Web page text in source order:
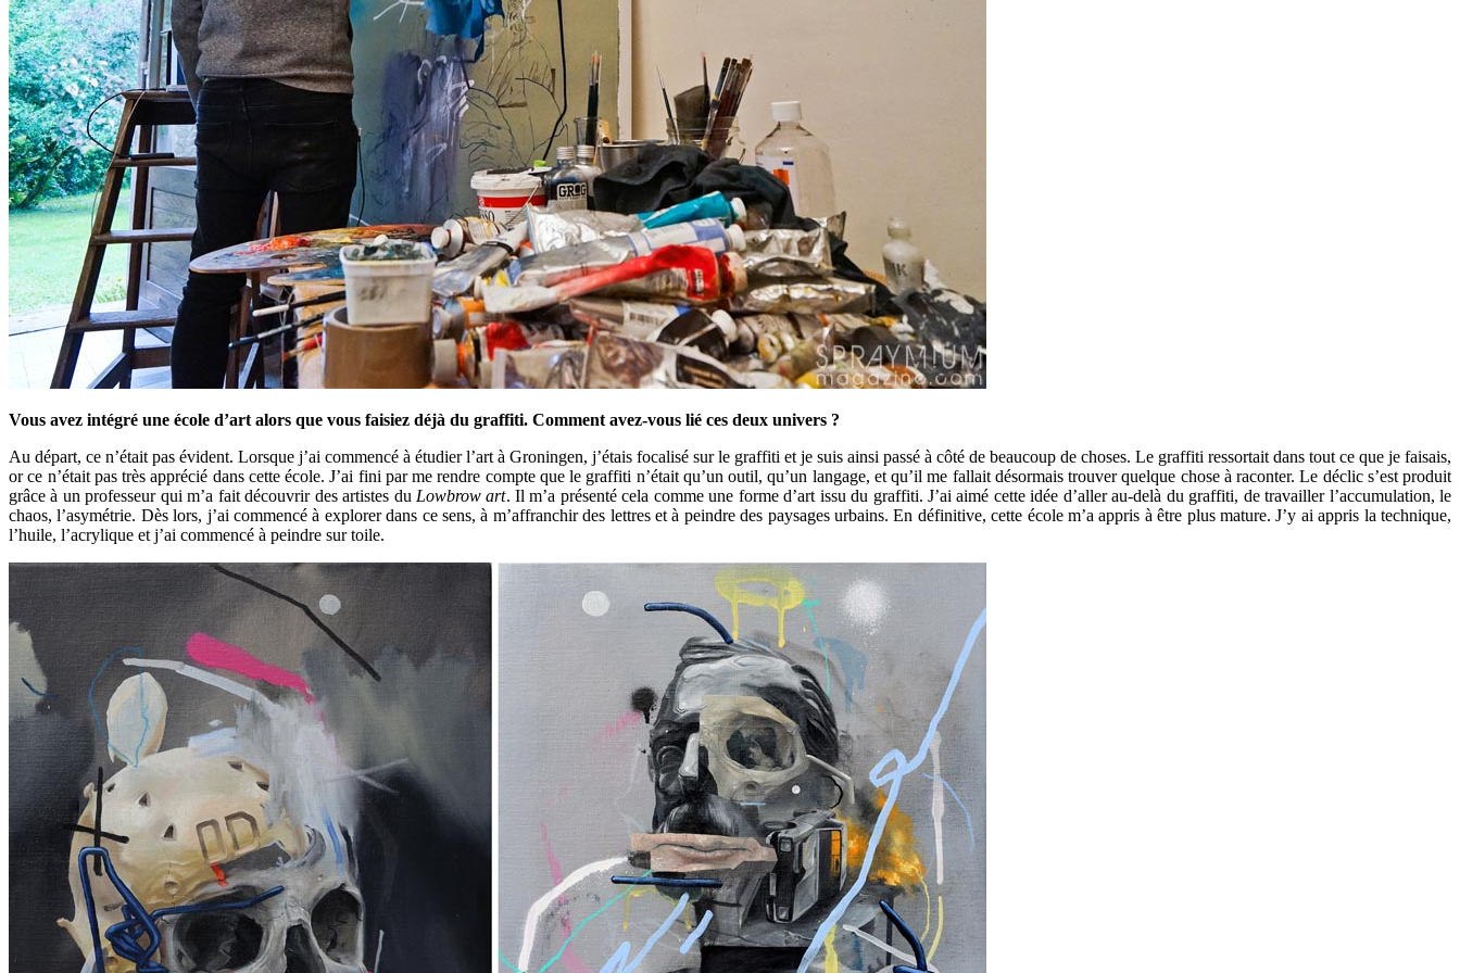
Vous avez intégré une école d’art alors que vous faisiez déjà du graffiti. Comment avez-vous lié ces deux univers ?
Au départ, ce n’était pas évident. Lorsque j’ai commencé à étudier l’art à Groningen, j’étais focalisé sur le graffiti et je suis ainsi passé à côté de beaucoup de choses. Le graffiti ressortait dans tout ce que je faisais,
or ce n’était pas très apprécié dans cette école. J’ai fini par me rendre compte que le graffiti n’était qu’un outil, qu’un langage, et qu’il me fallait désormais trouver quelque chose à raconter. Le déclic s’est produit
grâce à un professeur qui m’a fait découvrir des artistes du Lowbrow art. Il m’a présenté cela comme une forme d’art issu du graffiti. J’ai aimé cette idée d’aller au-delà du graffiti, de travailler l’accumulation, le
chaos, l’asymétrie. Dès lors, j’ai commencé à explorer dans ce sens, à m’affranchir des lettres et à peindre des paysages urbains. En définitive, cette école m’a appris à être plus mature. J’y ai appris la technique,
l’huile, l’acrylique et j’ai commencé à peindre sur toile.